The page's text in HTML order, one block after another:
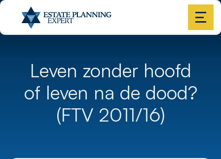
Leven zonder hoofd
of leven na de dood?
(FTV 2011/16)